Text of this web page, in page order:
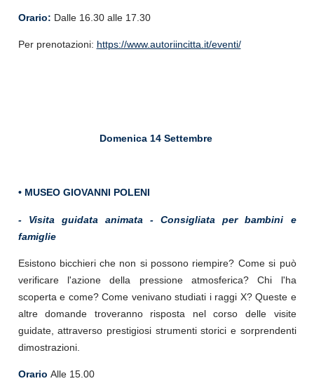
Orario: Dalle 16.30 alle 17.30
Per prenotazioni: https://www.autoriincitta.it/eventi/
Domenica 14 Settembre
• MUSEO GIOVANNI POLENI
- Visita guidata animata -Consigliata per bambini e
famiglie
Esistono bicchieri che non si possono riempire? Come si può
verificare l'azione della pressione atmosferica? Chi l'ha
scoperta e come? Come venivano studiati i raggi X? Queste e
altre domande troveranno risposta nel corso delle visite
guidate, attraverso prestigiosi strumenti storici e sorprendenti
dimostrazioni.
Orario Alle 15.00